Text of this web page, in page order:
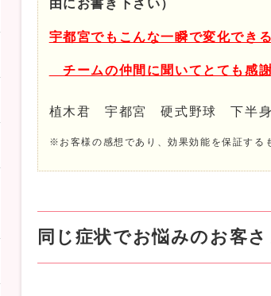
由にお書き下さい）
宇都宮でもこんな一瞬で変化でき
チームの仲間に聞いてとても感謝
植木君 宇都宮 硬式野球 下半身
※お客様の感想であり、効果効能を保証する
同じ症状でお悩みのお客